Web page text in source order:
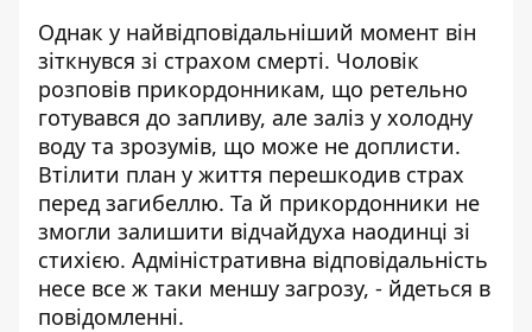
Однак у найвідповідальніший момент він
зіткнувся зі страхом смерті. Чоловік
розповів прикордонникам, що ретельно
готувався до запливу, але заліз у холодну
воду та зрозумів, що може не доплисти.
Втілити план у життя перешкодив страх
перед загибеллю. Та й прикордонники не
змогли залишити відчайдуха наодинці зі
стихією. Адміністративна відповідальність
несе все ж таки меншу загрозу, - йдеться в
повідомленні.